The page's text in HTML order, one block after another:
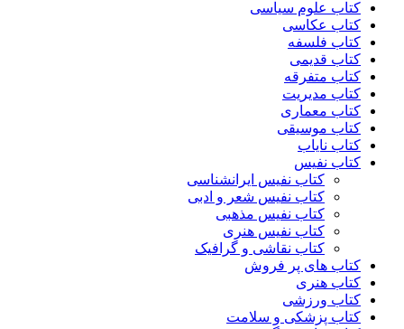
کتاب علوم سیاسی
کتاب عکاسی
کتاب فلسفه
کتاب قدیمی
کتاب متفرقه
کتاب مدیریت
کتاب معماری
کتاب موسیقی
کتاب نایاب
کتاب نفیس
کتاب نفیس ایرانشناسی
کتاب نفیس شعر و ادبی
کتاب نفیس مذهبی
کتاب نفیس هنری
کتاب نقاشی و گرافیک
کتاب های پر فروش
کتاب هنری
کتاب ورزشی
کتاب پزشکی و سلامت